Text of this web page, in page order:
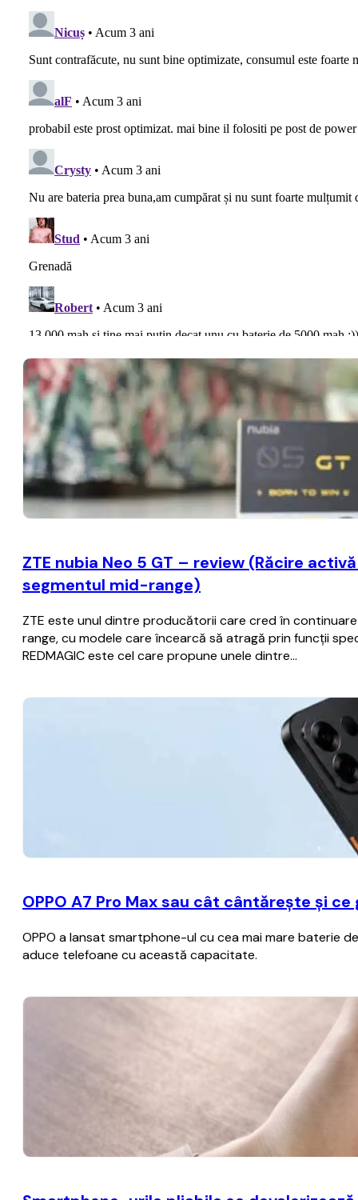
ZTE nubia Neo 5 GT – review (Răcire
segmentul mid-range)
ZTE este unul dintre producătorii care cred în
range, cu modele care încearcă să atragă prin funcții
REDMAGIC este cel care propune unele dintre…
OPPO A7 Pro Max sau cât cântărește și
OPPO a lansat smartphone-ul cu cea mai mare baterie
aduce telefoane cu această capacitate.